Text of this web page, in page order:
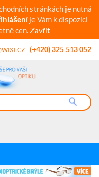
stránkách je nutná
je Vám k dispozici
cen. Zavřít
(+420) 325 513 052